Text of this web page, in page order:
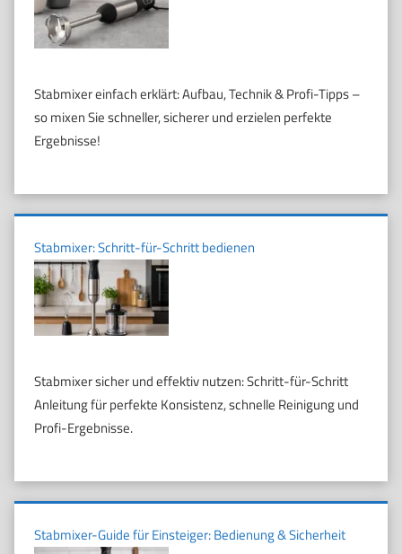
Stabmixer einfach erklärt: Aufbau, Technik & Profi-Tipps –
so mixen Sie schneller, sicherer und erzielen perfekte
Ergebnisse!
Stabmixer: Schritt-für-Schritt bedienen
Stabmixer sicher und effektiv nutzen: Schritt-für-Schritt
Anleitung für perfekte Konsistenz, schnelle Reinigung und
Profi-Ergebnisse.
Stabmixer-Guide für Einsteiger: Bedienung & Sicherheit